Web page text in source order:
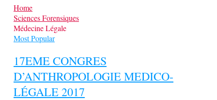
Home
Sciences Forensiques
Médecine Légale
Most Popular
17EME CONGRES
D’ANTHROPOLOGIE MEDICO-
LÉGALE 2017